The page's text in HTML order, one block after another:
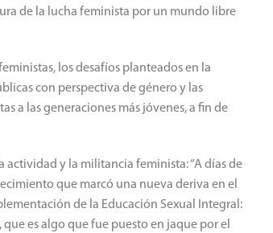
de la lucha feminista por un mundo libre
los desafíos planteados en la
con perspectiva de género y las
a las generaciones más jóvenes, a fin de
actividad y la militancia feminista: “A días de
que marcó una nueva deriva en el
de la Educación Sexual Integral:
que es algo que fue puesto en jaque por el